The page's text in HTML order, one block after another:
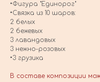
•Фигура "Единорог"
•Связка из 10 шаров:
2 белых
2 бежевых
3 лавандовых
3 нежно-розовых
•3 грузика
В составе композиции